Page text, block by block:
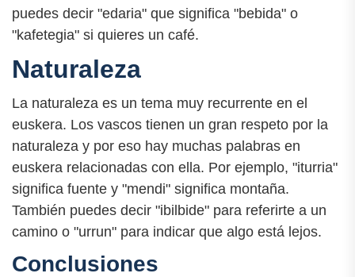
puedes decir "edaria" que significa "bebida" o
"kafetegia" si quieres un café.
Naturaleza
La naturaleza es un tema muy recurrente en el
euskera. Los vascos tienen un gran respeto por la
naturaleza y por eso hay muchas palabras en
euskera relacionadas con ella. Por ejemplo, "iturria"
significa fuente y "mendi" significa montaña.
También puedes decir "ibilbide" para referirte a un
camino o "urrun" para indicar que algo está lejos.
Conclusiones